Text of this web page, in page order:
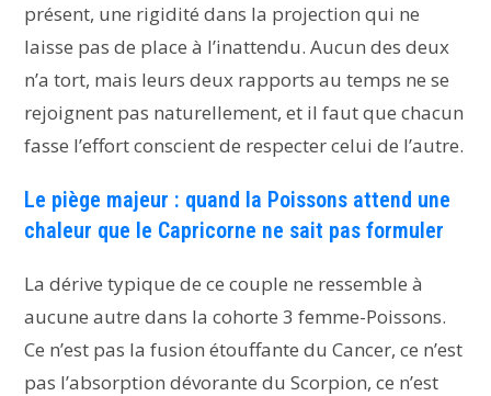
présent, une rigidité dans la projection qui ne
laisse pas de place à l’inattendu. Aucun des deux
n’a tort, mais leurs deux rapports au temps ne se
rejoignent pas naturellement, et il faut que chacun
fasse l’effort conscient de respecter celui de l’autre.
Le piège majeur : quand la Poissons attend une
chaleur que le Capricorne ne sait pas formuler
La dérive typique de ce couple ne ressemble à
aucune autre dans la cohorte 3 femme-Poissons.
Ce n’est pas la fusion étouffante du Cancer, ce n’est
pas l’absorption dévorante du Scorpion, ce n’est